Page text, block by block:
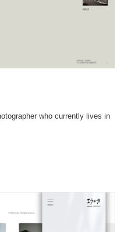
who currently lives in